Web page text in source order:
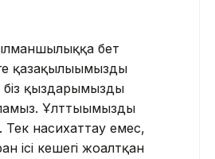
бет
қазақылығымызды
біз қыздарымызды
Ұлттығымызды
Тек насихаттау емес,
ісі кешегі жоғалтқан